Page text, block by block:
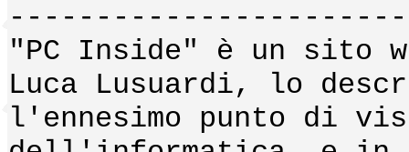
"PC Inside" è un sito
Luca Lusuardi, lo
l'ennesimo punto di